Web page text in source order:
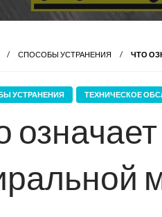
СПОСОБЫ УСТРАНЕНИЯ ЧТО
УСТРАНЕНИЯ ТЕХНИЧЕСКОЕ